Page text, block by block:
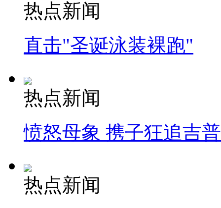
热点新闻
直击"圣诞泳装裸跑"
热点新闻
愤怒母象 携子狂追吉
热点新闻